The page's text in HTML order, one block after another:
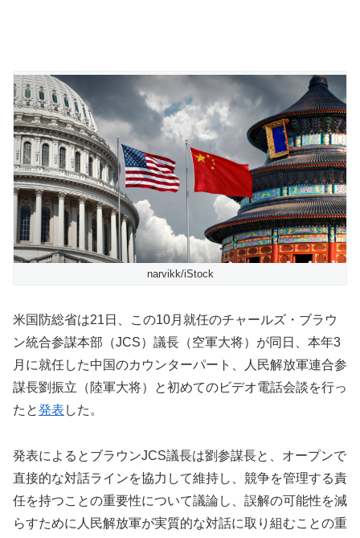
narvikk/iStock
米国防総省は21日、この10月就任のチャールズ・ブラウ
ン統合参謀本部（JCS）議長（空軍大将）が同日、本年3
月に就任した中国のカウンターパート、人民解放軍連合参
謀長劉振立（陸軍大将）と初めてのビデオ電話会談を行っ
たと発表 した。
発表によるとブラウンJCS議長は劉参謀長と、オープンで
直接的な対話ラインを協力して維持し、競争を管理する責
任を持つことの重要性について議論し、誤解の可能性を減
らすために人民解放軍が実質的な対話に取り組むことの重